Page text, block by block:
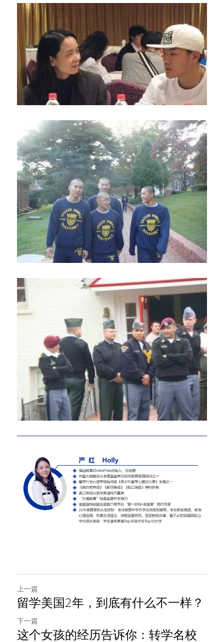
上一篇
留学美国2年，到底有什么不一样？
下一篇
这个女孩的经历告诉你：转学名校